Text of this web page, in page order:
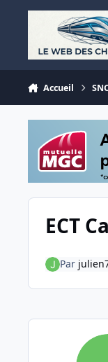
Aller au contenu
Accueil
ECT
Par